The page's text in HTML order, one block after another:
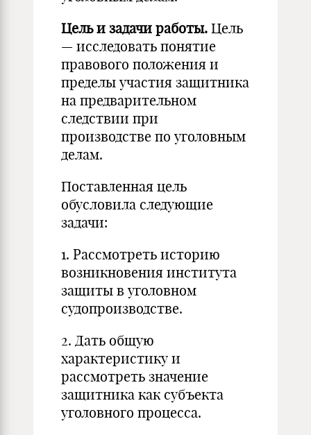
Цель и задачи работы. Цель
— исследовать понятие
правового положения и
пределы участия защитника
на предварительном
следствии при
производстве по уголовным
делам.
Поставленная цель
обусловила следующие
задачи:
1. Рассмотреть историю
возникновения института
защиты в уголовном
судопроизводстве.
2. Дать общую
характеристику и
рассмотреть значение
защитника как субъекта
уголовного процесса.